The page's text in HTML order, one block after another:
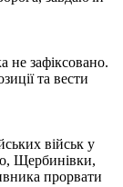
не зафіксовано.
та вести
військ у
Щербинівки,
прорвати